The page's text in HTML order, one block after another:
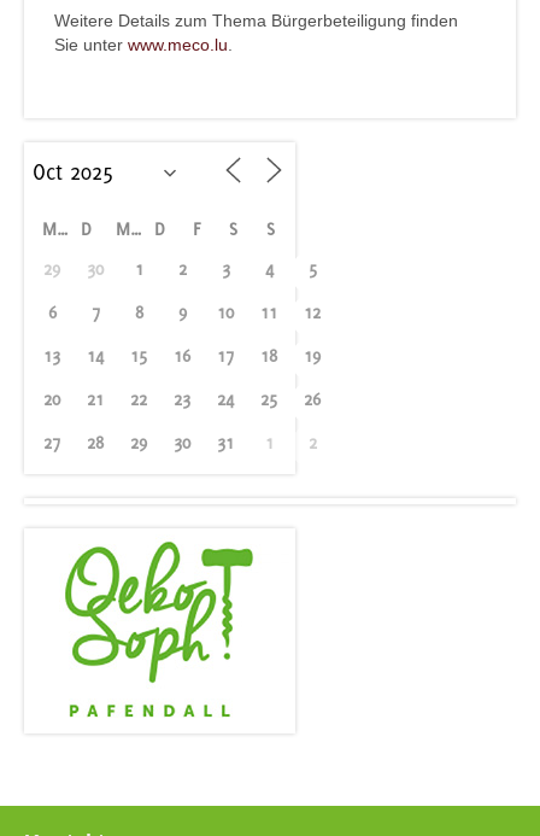
Weitere Details zum Thema Bürgerbeteiligung finden
Sie unter www.meco.lu.
M D M D F S
S
29
30 1 2 3 4 5
6 7 8 9 10 11 12
13 14 15 16 17 18 19
20 21 22 23 24 25 26
27 28 29 30 31 1 2